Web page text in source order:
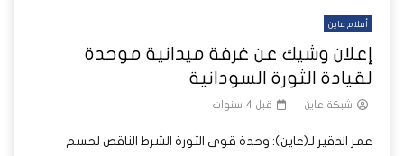
أفلام عاين
إعلان وشيك عن غرفة ميدانية موحدة
لقيادة الثورة السودانية
شبكة عاين قبل 4 سنوات
عمر الدقير لـ(عاين): وحدة قوى الثورة الشرط الناقص لحسم